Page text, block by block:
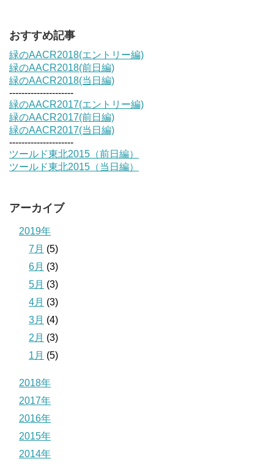
おすすめ記事
緑のAACR2018(エントリー編)
緑のAACR2018(前日編)
緑のAACR2018(当日編)
---------------------
緑のAACR2017(エントリー編)
緑のAACR2017(前日編)
緑のAACR2017(当日編)
---------------------
ツールド東北2015（前日編）
ツールド東北2015（当日編）
アーカイブ
2019年
7月 (5)
6月 (3)
5月 (3)
4月 (3)
3月 (4)
2月 (3)
1月 (5)
2018年
2017年
2016年
2015年
2014年